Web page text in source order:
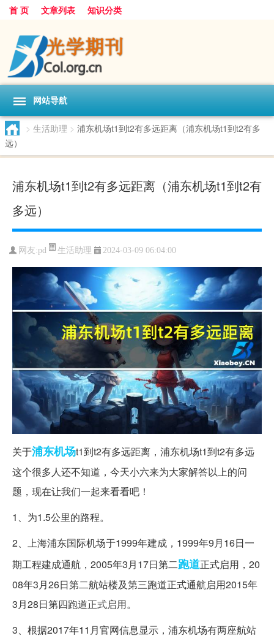
首 页 文章列表 知识分类
网站导航
> 生活助理 > 浦东机场t1到t2有多远距离（浦东机场t1到t2有多
远）
浦东机场t1到t2有多远距离（浦东机场t1到t2有
多远）
网友:pd 生活助理 2024-03-09 06:04:00
关于浦东机场t1到t2有多远距离，浦东机场t1到t2有多远
这个很多人还不知道，今天小六来为大家解答以上的问
题，现在让我们一起来看看吧！
1、为1.5公里的路程。
2、上海浦东国际机场于1999年建成，1999年9月16日一
期工程建成通航，2005年3月17日第二跑道正式启用，20
08年3月26日第二航站楼及第三跑道正式通航启用2015年
3月28日第四跑道正式启用。
3、根据2017年11月官网信息显示，浦东机场有两座航站